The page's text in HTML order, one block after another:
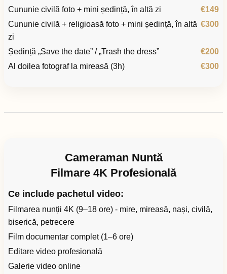
Cununie civilă foto + mini ședință, în altă zi
€149
Cununie civilă + religioasă foto + mini ședință, în altă
zi
€300
Ședință „Save the date” / „Trash the dress”
€200
Al doilea fotograf la mireasă (3h)
€300
Cameraman Nuntă
Filmare 4K Profesională
Ce include pachetul video:
Filmarea nunții 4K (9–18 ore) - mire, mireasă, nași, civilă,
biserică, petrecere
Film documentar complet (1–6 ore)
Editare video profesională
Galerie video online